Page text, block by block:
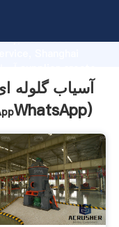
advanced
آسیاب گلوله
WhatsApp)